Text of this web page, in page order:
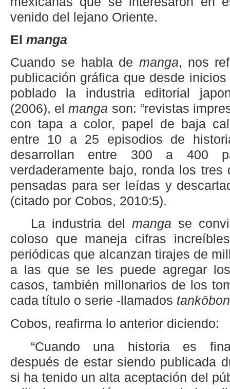
venido del lejano Oriente.
El manga
Cuando se habla de manga, nos
publicación gráfica que desde
poblado la industria editorial
(2006), elmanga son: “revistas
con tapa a color, papel de baja
entre 10 a 25 episodios de
desarrollan entre 300 a 400
verdaderamente bajo, ronda los tres
pensadas para ser leídas y
(citado por Cobos, 2010:5).
La industria del manga se
coloso que maneja cifras
periódicas que alcanzan tirajes de
a las que se les puede agregar
casos, también millonarios de los
cada título o serie -llamados tankōbon
Cobos, reafirma lo anterior diciendo:
“Cuando una historia es
después de estar siendo publicada
si ha tenido un alta aceptación del